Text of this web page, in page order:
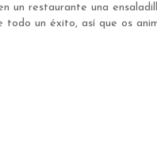
un restaurante una
un éxito, así que os